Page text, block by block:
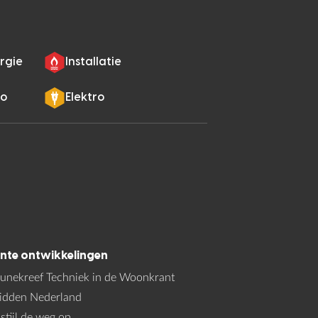
Installatie
Elektro
ontwikkelingen
Techniek in de Woonkrant
Nederland